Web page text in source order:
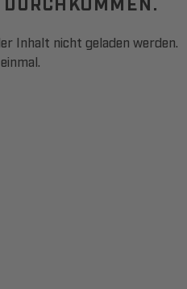
Inhalt nicht geladen werden.